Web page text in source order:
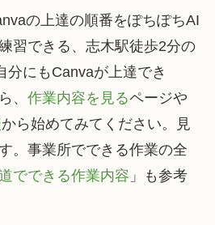
の上達の順番をぽちぽちAI
習できる、志木駅徒歩2分の
分にもCanvaが上達でき
、 作業内容を見るページや
から始めてみてください。見
。事業所でできる作業の全
でできる作業内容 」も参考